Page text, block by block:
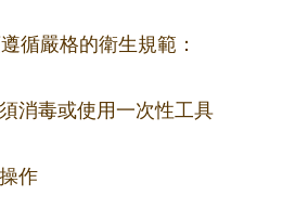
循嚴格的衛生規範：
消毒或使用一次性工具
作